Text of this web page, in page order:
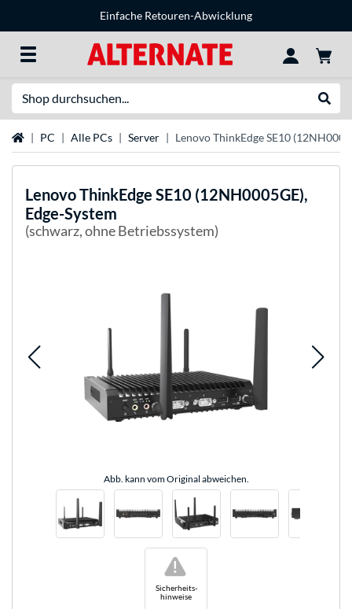
Einfache Retouren-Abwicklung
Startseite
PC Alle PCs Server Lenovo ThinkEdge SE10
LenovoThinkEdge SE10 (12NH0005GE),
Edge-System
(schwarz, ohne Betriebssystem)
Abb. kann vom Original abweichen.
Sicherheits-
hinweise
!